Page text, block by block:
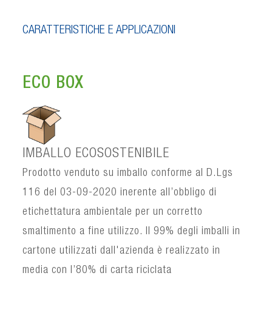
CARATTERISTICHE E APPLICAZIONI
ECO BOX
IMBALLO ECOSOSTENIBILE
Prodotto venduto su imballo conforme al D.Lgs
116 del 03-09-2020 inerente all’obbligo di
etichettatura ambientale per un corretto
smaltimento a fine utilizzo. Il 99% degli imballi in
cartone utilizzati dall'azienda è realizzato in
media con l’80% di carta riciclata